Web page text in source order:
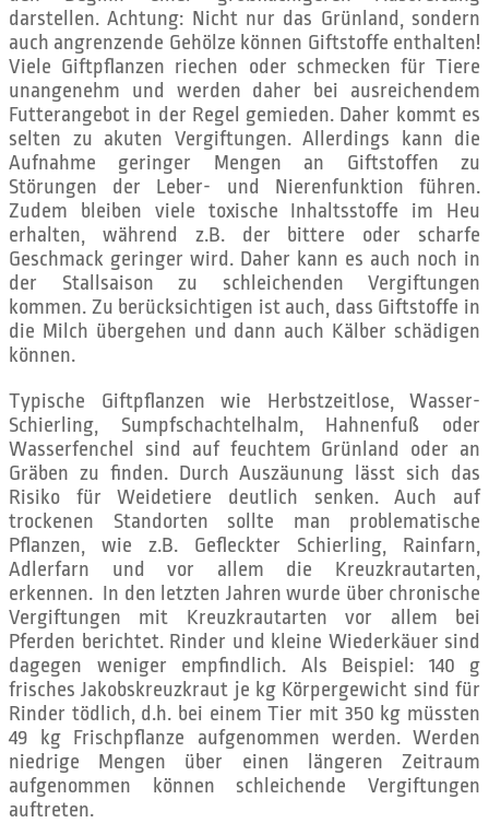
darstellen. Achtung: Nicht nur das Grünland, sondern
auch angrenzende Gehölze können Giftstoffe enthalten!
Viele Giftpflanzen riechen oder schmecken für Tiere
unangenehm und werden daher bei ausreichendem
Futterangebot in der Regel gemieden. Daher kommt es
selten zu akuten Vergiftungen. Allerdings kann die
Aufnahme geringer Mengen an Giftstoffen zu
Störungen der Leber- und Nierenfunktion führen.
Zudem bleiben viele toxische Inhaltsstoffe im Heu
erhalten, während z.B. der bittere oder scharfe
Geschmack geringer wird. Daher kann es auch noch in
der Stallsaison zu schleichenden Vergiftungen
kommen. Zu berücksichtigen ist auch, dass Giftstoffe in
die Milch übergehen und dann auch Kälber schädigen
können.
Typische Giftpflanzen wie Herbstzeitlose, Wasser-
Schierling, Sumpfschachtelhalm, Hahnenfuß oder
Wasserfenchel sind auf feuchtem Grünland oder an
Gräben zu finden. Durch Auszäunung lässt sich das
Risiko für Weidetiere deutlich senken. Auch auf
trockenen Standorten sollte man problematische
Pflanzen, wie z.B. Gefleckter Schierling, Rainfarn,
Adlerfarn und vor allem die Kreuzkrautarten,
erkennen. In den letzten Jahren wurde über chronische
Vergiftungen mit Kreuzkrautarten vor allem bei
Pferden berichtet. Rinder und kleine Wiederkäuer sind
dagegen weniger empfindlich. Als Beispiel: 140 g
frisches Jakobskreuzkraut je kg Körpergewicht sind für
Rinder tödlich, d.h. bei einem Tier mit 350 kg müssten
49 kg Frischpflanze aufgenommen werden. Werden
niedrige Mengen über einen längeren Zeitraum
aufgenommen können schleichende Vergiftungen
auftreten.